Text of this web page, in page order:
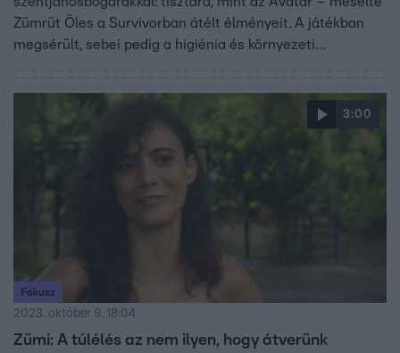
Zümrüt Öles a Survivorban átélt élményeit. A játékban
megsérült, sebei pedig a higiénia és környezeti
csak kifogás volt. A játékba azért érkezett, hogy új életet
kezdhessen. Túlélte az év elején történt török földrengést.
„Ha két perccel később jövök ki az épületből, most nem
beszélgetnénk” – mondta. Hajnali 4 óra 17 perckor volt a
rengés, ő pedig utána hónapokig felébredt 4 óra tájban.
3:00
Fókusz
2023. október 9. 18:04
Zümi: A túlélés az nem ilyen, hogy átverünk